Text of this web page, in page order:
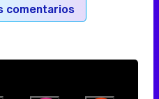
Canción ganadora de Eurovisión 2026: DARA con "Bangaranga" por Bulgaria
comentarios